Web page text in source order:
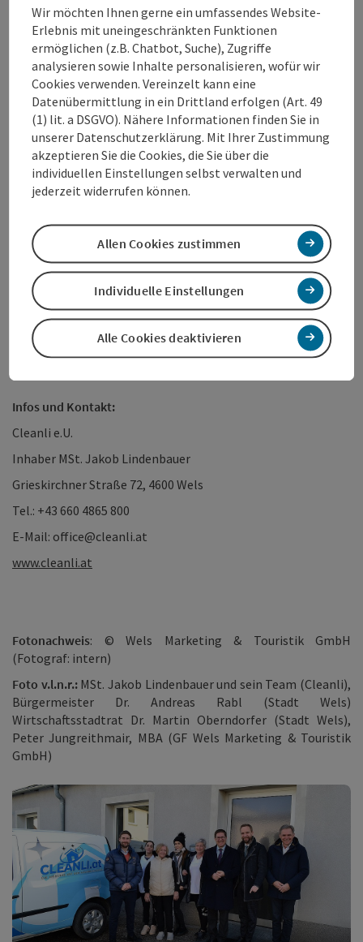
Putzarbeiten.
Mehr als nur Reinigung – es geht darum, Lebensqualität zu
schenken
Ziel von Cleanli ist es, die private Hausreinigung wieder
attraktiver zu machen und den Menschen im stressigen
Alltag eine echte Erleichterung zu bieten. Cleanli schenkt
nicht nur ein sauberes Zuhause, sondern vor allem mehr Zeit
für die Dinge, die wirklich zählen. In einer Welt, in der die
Anforderungen im Beruf immer weiter steigen, möchte man
ein Stück Lebensqualität zurückgeben – für mehr
Cleanli entscheidet man sich für einen vertrauenswürdigen
Partner, der einem mehr Zeit für die wichtigen Dinge im
Leben schenkt, während das Zuhause in neuem Glanz
erstrahlt.
Öffnungszeiten:
Montag bis Samstag: 06:30 – 16:30 Uhr (Nach telefonischer
Vereinbarung sind auch Termine außerhalb der regulären
Öffnungszeiten möglich)
Infos und Kontakt:
Cleanli e.U.
Inhaber MSt. Jakob Lindenbauer
Grieskirchner Straße 72, 4600 Wels
Tel.: +43 660 4865 800
E-Mail: office@cleanli.at
www.cleanli.at
Fotonachweis: © Wels Marketing & Touristik GmbH
(Fotograf: intern)
Foto v.l.n.r.: MSt. Jakob Lindenbauer und sein Team (Cleanli),
Bürgermeister Dr. Andreas Rabl (Stadt Wels)
Wirtschaftsstadtrat Dr. Martin Oberndorfer (Stadt Wels),
Peter Jungreithmair, MBA (GF Wels Marketing & Touristik
GmbH)
Wir möchten Ihnen gerne ein umfassendes Website-
Erlebnis mit uneingeschränkten Funktionen
ermöglichen (z.B. Chatbot, Suche), Zugriffe
analysieren sowie Inhalte personalisieren, wofür wir
Cookies verwenden. Vereinzelt kann eine
Datenübermittlung in ein Drittland erfolgen (Art. 49
(1) lit. a DSGVO). Nähere Informationen finden Sie in
unserer Datenschutzerklärung. Mit Ihrer Zustimmung
akzeptieren Sie die Cookies, die Sie über die
individuellen Einstellungen selbst verwalten und
jederzeit widerrufen können.
Alle Cookies deaktivieren
Individuelle Einstellungen
Allen Cookies zustimmen